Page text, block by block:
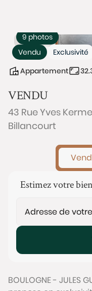
Vendu Exclusivité
9 photos
Appartement
VENDU
43 Rue Yves
Billancourt
Estimez votre
BOULOGNE - JULES